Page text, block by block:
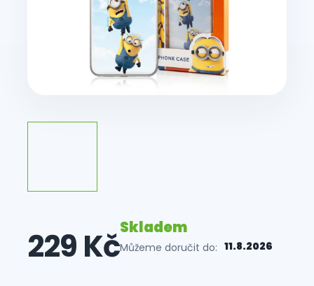
229 KčSkladem
Můžeme doručit do: 11.8.2026